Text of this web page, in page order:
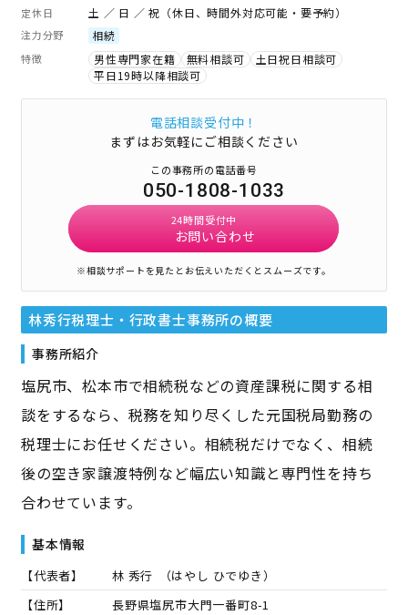
定休日 土 ／ 日 ／ 祝（休日、時間外対応可能・要予約）
注力分野 相続
特徴 男性専門家在籍 無料相談可
土日祝日相談可
平日19時以降相談可
電話相談受付中！
まずはお気軽にご相談ください
この事務所の電話番号
050-1808-1033
24時間受付中
お問い合わせ
※相談サポートを見たとお伝えいただくとスムーズです。
林秀行税理士・行政書士事務所の概要
事務所紹介
塩尻市、松本市で相続税などの資産課税に関する相
談をするなら、税務を知り尽くした元国税局勤務の
税理士にお任せください。相続税だけでなく、相続
後の空き家譲渡特例など幅広い知識と専門性を持ち
合わせています。
基本情報
【代表者】 林 秀行 （はやし ひでゆき）
【住所】
長野県塩尻市大門一番町8-1